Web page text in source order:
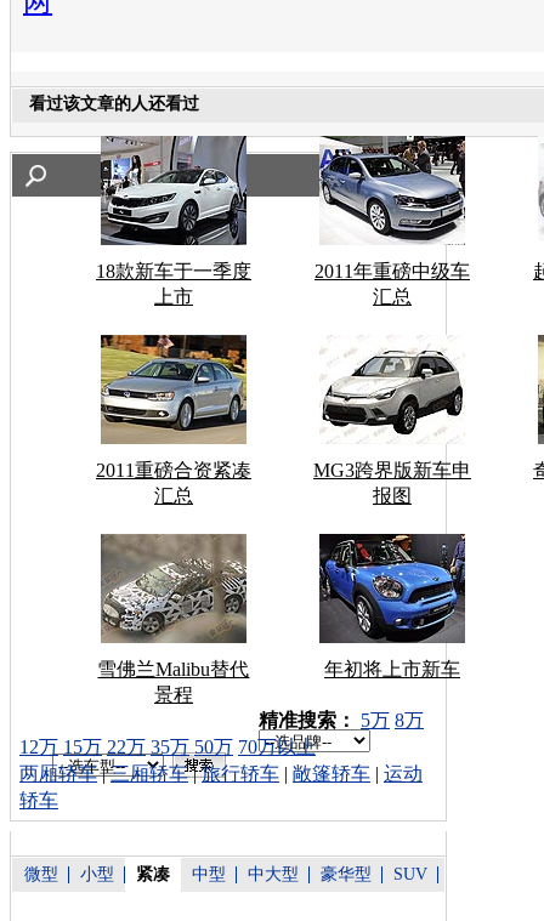
看过该文章的人还看过
18款新车于一季度
上市
2011年重磅中级车
汇总
2011重磅合资紧凑
汇总
MG3跨界版新车申
报图
雪佛兰Malibu替代
景程
年初将上市新车
车型搜索：
精准搜索： 5万 8万
12万 15万 22万 35万 50万 70万以上
两厢轿车|三厢轿车|旅行轿车 | 敞篷轿车 | 运动
轿车
微型 小型 紧凑 中型 中大型 豪华型 SUV